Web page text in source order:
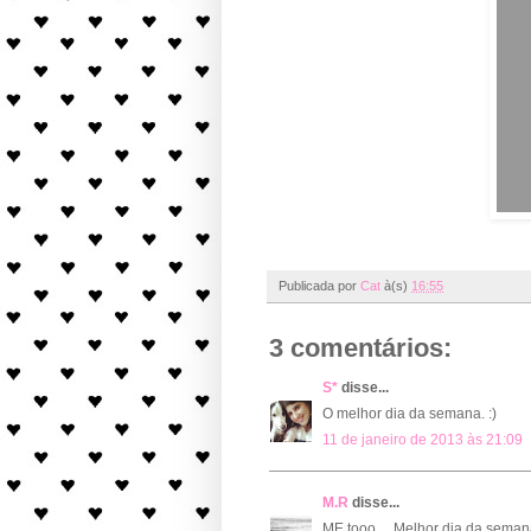
Publicada por Cat à(s) 16:55
3 comentários:
S* disse...
O melhor dia da semana. :)
11 de janeiro de 2013 às 21:09
M.R disse...